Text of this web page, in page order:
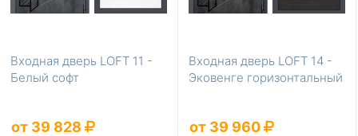
Входная дверь LOFT 11 -
Белый софт
от 39 828
Входная дверь LOFT 14 -
Эковенге горизонтальный
от 39 960